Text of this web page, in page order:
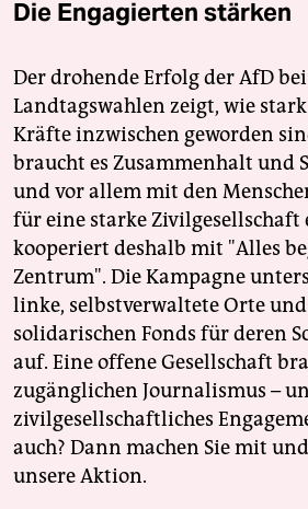
Die Engagierten stärken
Der drohende Erfolg der AfD
Landtagswahlen zeigt, wie
Kräfte inzwischen geworden
braucht es Zusammenhalt und
und vor allem mit den
für eine starke Zivilgesellschaft
kooperiert deshalb mit "Alles
Zentrum". Die Kampagne
linke, selbstverwaltete Orte
solidarischen Fonds für deren
auf. Eine offene Gesellschaft
zugänglichen Journalismus –
zivilgesellschaftliches
auch? Dann machen Sie mit
unsere Aktion.